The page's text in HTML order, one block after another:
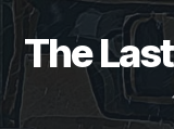
The